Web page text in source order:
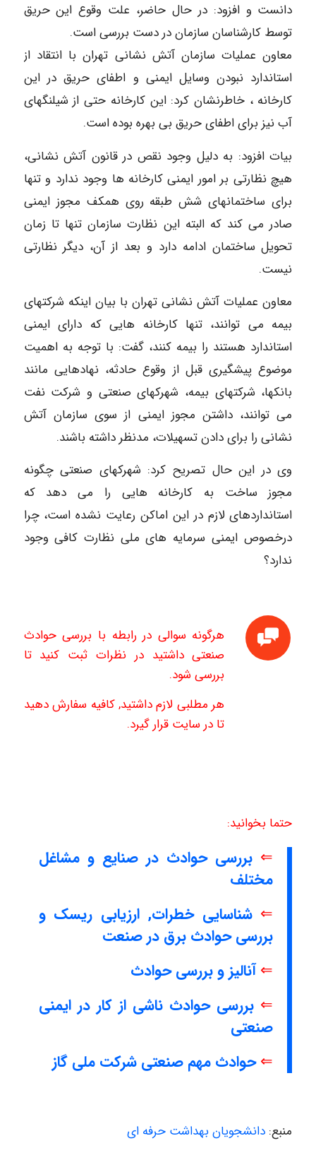
دانست و افزود: در حال حاضر، علت وقوع این حریق
توسط کارشناسان سازمان در دست بررسی است.
معاون عملیات سازمان آتش نشانی تهران با انتقاد از
استاندارد نبودن وسایل ایمنی و اطفای حریق در این
کارخانه ، خاطرنشان کرد: این کارخانه حتی از شیلنگهای
آب نیز برای اطفای حریق بی بهره بوده است.
بیات افزود: به دلیل وجود نقص در قانون آتش نشانی،
هیچ نظارتی بر امور ایمنی کارخانه ها وجود ندارد و تنها
برای ساختمانهای شش طبقه روی همکف مجوز ایمنی
صادر می کند که البته این نظارت سازمان تنها تا زمان
تحویل ساختمان ادامه دارد و بعد از آن، دیگر نظارتی
نیست.
معاون عملیات آتش نشانی تهران با بیان اینکه شرکتهای
بیمه می توانند، تنها کارخانه هایی که دارای ایمنی
استاندارد هستند را بیمه کنند، گفت: با توجه به اهمیت
موضوع پیشگیری قبل از وقوع حادثه، نهادهایی مانند
بانکها، شرکتهای بیمه، شهرکهای صنعتی و شرکت نفت
می توانند، داشتن مجوز ایمنی از سوی سازمان آتش
نشانی را برای دادن تسهیلات، مدنظر داشته باشند.
وی در این حال تصریح کرد: شهرکهای صنعتی چگونه
مجوز ساخت به کارخانه هایی را می دهد که
استانداردهای لازم در این اماکن رعایت نشده است، چرا
درخصوص ایمنی سرمایه های ملی نظارت کافی وجود
ندارد؟
هرگونه سوالی در رابطه با بررسی حوادث
صنعتی داشتید در نظرات ثبت کنید تا
بررسی شود.
هر مطلبی لازم داشتید, کافیه سفارش دهید
تا در سایت قرار گیرد.
حتما بخوانید:
⇐ بررسی حوادث در صنایع و مشاغل
مختلف
⇐شناسایی خطرات, ارزیابی ریسک و
بررسی حوادث برق در صنعت
⇐آنالیز و بررسی حوادث
⇐ بررسی حوادث ناشی از کار در ایمنی
صنعتی
⇐حوادث مهم صنعتی شرکت ملی گاز
منبع: دانشجویان بهداشت حرفه ای